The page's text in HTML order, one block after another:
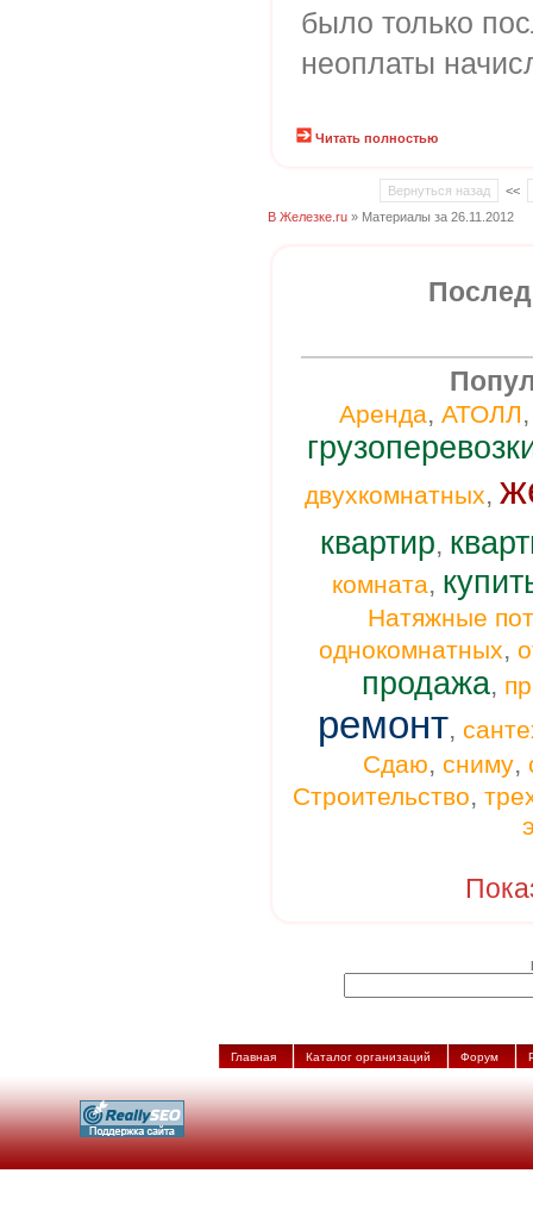
было только
неоплаты
Читать полностью
Вернуться назад
<<
В Железке.ru » Материалы за 26.11.2012
Аренда, АТОЛЛ
двухкомнатных,
квартир,
комната,
Натяжные
однокомнатных,
продажа,
ремонт,
Сдаю, сниму,
Строительство,
Главная Каталог организаций Форум